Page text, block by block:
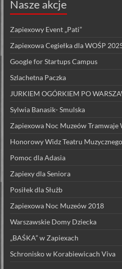
Nasze akcje
Zapiexowy Event „Pati”
Zapiexowa Cegiełka dla WOŚP
Google for Startups Campus
Szlachetna Paczka
JURKIEM OGÓRKIEM PO
Sylwia Banasik- Smulska
Zapiexowa Noc Muzeów Tramwaje
Honorowy Widz Teatru
Pomoc dla Adasia
Zapiexy dla Seniora
Posiłek dla Służb
Zapiexowa Noc Muzeów 2018
Warszawskie Domy Dziecka
„BAŚKA” w Zapiexach
Schronisko w Korabiewicach Viva